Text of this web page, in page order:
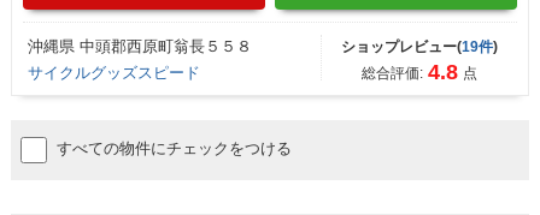
沖縄県 中頭郡西原町翁長５５８
サイクルグッズスピード
ショップレビュー(19件)
総合評価: 4.8 点
すべての物件にチェックをつける